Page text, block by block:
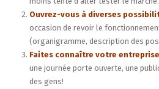
Ouvrez-vous à diverses
occasion de revoir le
(organigramme, description des
Faites connaître votre
une journée porte ouverte, une
des gens!